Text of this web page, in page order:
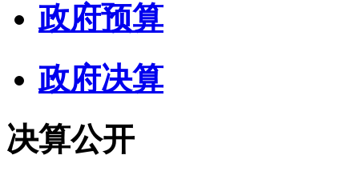
政府预算
政府决算
决算公开